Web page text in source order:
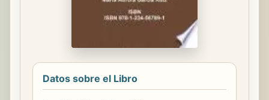
Datos sobre el Libro